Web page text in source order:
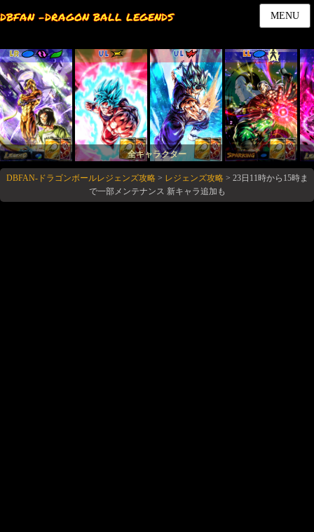
DBFAN -DRAGON BALL LEGENDS MENU
LR UL UL LL
全キャラクター
DBFAN-ドラゴンボールレジェンズ攻略> レジェンズ攻略> 23日11時から15時ま
で一部メンテナンス 新キャラ追加も